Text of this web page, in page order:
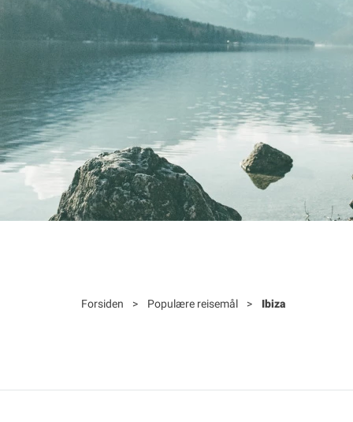
Forsiden > Populære reisemål > Ibiza